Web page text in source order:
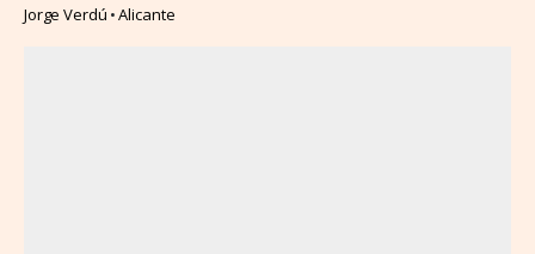
Jorge Verdú Alicante